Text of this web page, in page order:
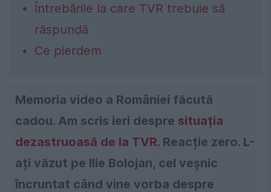
Întrebările la care TVR trebuie să
răspundă
Ce pierdem
Memoria video a României făcută
cadou. Am scris ieri despre situația
dezastruoasă de la TVR. Reacție zero. L-
ați văzut pe Ilie Bolojan, cel veșnic
încruntat când vine vorba despre